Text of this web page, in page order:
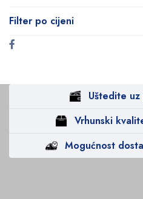
Filter po cijeni
Uštedite
Vrhunski
Mogućnost